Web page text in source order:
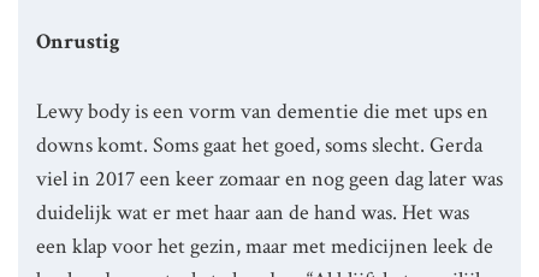
Onrustig
Lewy body is een vorm van dementie die met ups en
downs komt. Soms gaat het goed, soms slecht. Gerda
viel in 2017 een keer zomaar en nog geen dag later was
duidelijk wat er met haar aan de hand was. Het was
een klap voor het gezin, maar met medicijnen leek de